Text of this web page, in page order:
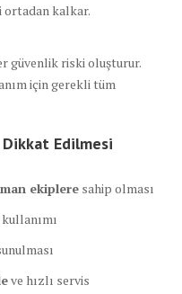
ortadan kalkar.
güvenlik riski oluşturur.
için gerekli tüm
Edilmesi
ekiplere sahip olması
kullanımı
ve hızlı servis